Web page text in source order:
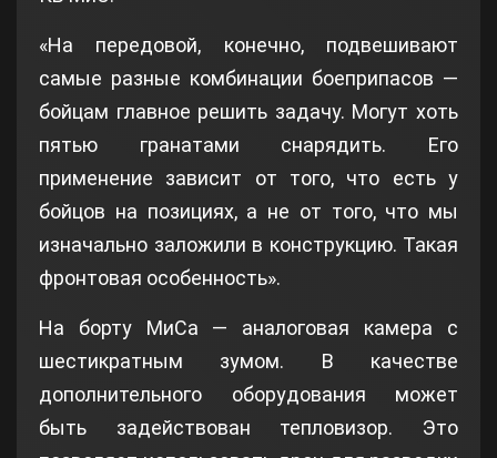
«На передовой, конечно, подвешивают
самые разные комбинации боеприпасов —
бойцам главное решить задачу. Могут хоть
пятью гранатами снарядить. Его
применение зависит от того, что есть у
бойцов на позициях, а не от того, что мы
изначально заложили в конструкцию. Такая
фронтовая особенность».
На борту МиСа — аналоговая камера с
шестикратным зумом. В качестве
дополнительного оборудования может
быть задействован тепловизор. Это